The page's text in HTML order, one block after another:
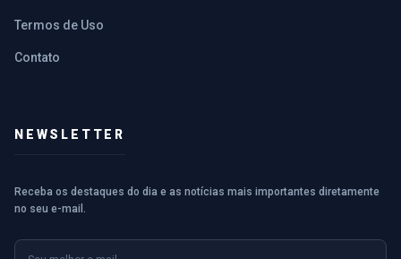
Termos de Uso
Contato
NEWSLETTER
Receba os destaques do dia e as notícias mais importantes diretamente
no seu e-mail.
E-mail
Nome (opcional)